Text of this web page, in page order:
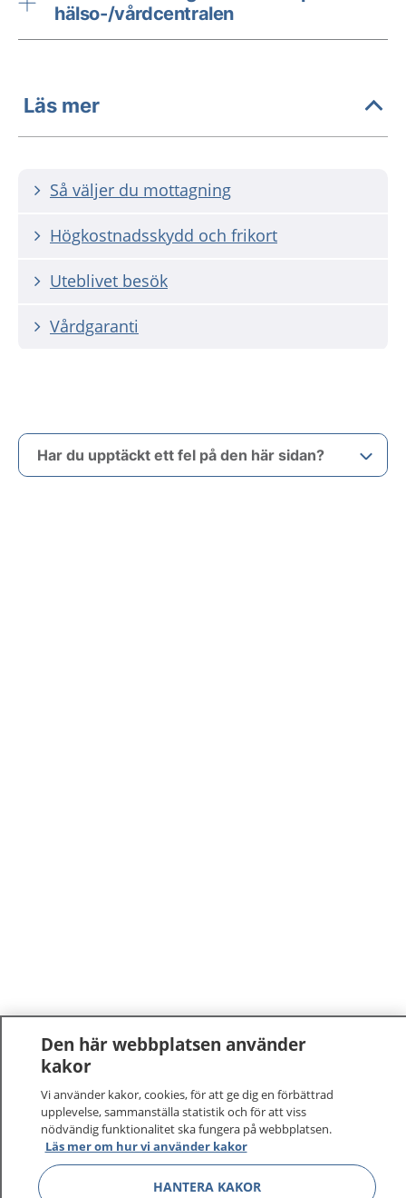
hälso-/vårdcentralen
Läs mer
Så väljer du mottagning
Högkostnadsskydd och frikort
Uteblivet besök
Vårdgaranti
Har du upptäckt ett fel på den här sidan?
Den här webbplatsen använder
kakor
Vi använder kakor, cookies, för att ge dig en förbättrad
upplevelse, sammanställa statistik och för att viss
nödvändig funktionalitet ska fungera på webbplatsen.
Läs mer om hur vi använder kakor
HANTERA KAKOR